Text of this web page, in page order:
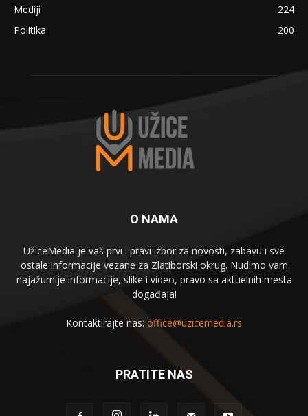
Mediji
224
Politika
200
O NAMA
UžiceMedia je vaš prvi i pravi izbor za novosti, zabavu i sve
ostale informacije vezane za Zlatiborski okrug. Nudimo vam
najažurnije informacije, slike i video, pravo sa aktuelnih mesta
događaja!
Kontaktirajte nas: office@uzicemedia.rs
PRATITE NAS